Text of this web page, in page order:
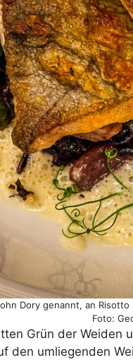
Dory genannt, an
Foto:
Grün der
den umliegenden